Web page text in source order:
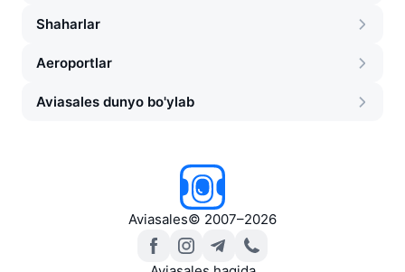
Shaharlar
Aeroportlar
Aviasales dunyo bo'ylab
Aviasales© 2007–2026